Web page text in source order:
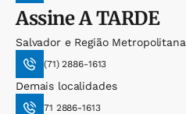
AssineA TARDE
Salvador e Região Metropolitana
(71) 2886-1613
Demais localidades
71 2886-1613